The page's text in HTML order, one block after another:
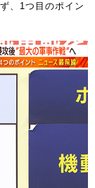
、1つ目のポイン